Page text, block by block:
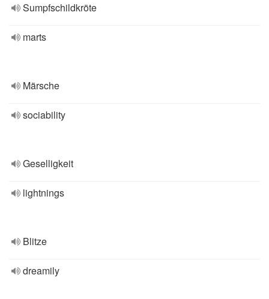
Sumpfschildkröte
marts
Märsche
sociability
Geselligkeit
lightnings
Blitze
dreamily